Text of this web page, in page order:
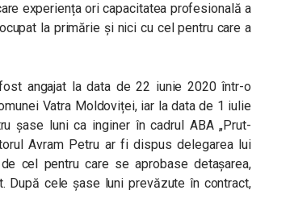
experiența ori capacitatea profesională a
la primărie și nici cu cel pentru care a
angajat la data de 22 iunie 2020 într-o
Vatra Moldoviței, iar la data de 1 iulie
șase luni ca inginer în cadrul ABA „Prut-
Avram Petru ar fi dispus delegarea lui
cel pentru care se aprobase detașarea,
După cele șase luni prevăzute în contract,